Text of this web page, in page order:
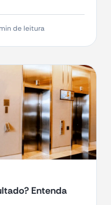
de leitura
Entenda